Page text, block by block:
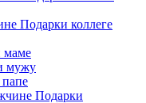
Подарки коллеге
маме
мужу
Подарки